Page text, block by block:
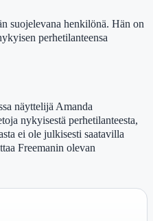
suojelevana henkilönä. Hän on
perhetilanteensa
näyttelijä Amanda
nykyisestä perhetilanteesta,
ei ole julkisesti saatavilla
Freemanin olevan